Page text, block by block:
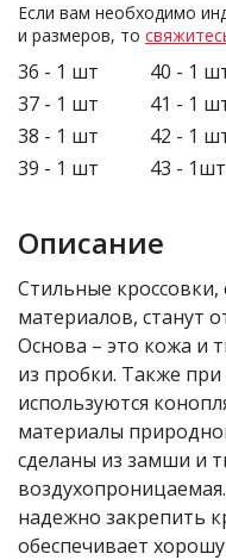
Если вам необходимо
и размеров, то
36 - 1 шт
37 - 1 шт
38 - 1 шт
39 - 1 шт
40 - 1
41 - 1
42 - 1
43 - 1шт
Описание
Стильные
материалов, станут
Основа – это кожа и
из пробки. Также
используются
материалы
сделаны из замши и
надежно закрепить
обеспечивает